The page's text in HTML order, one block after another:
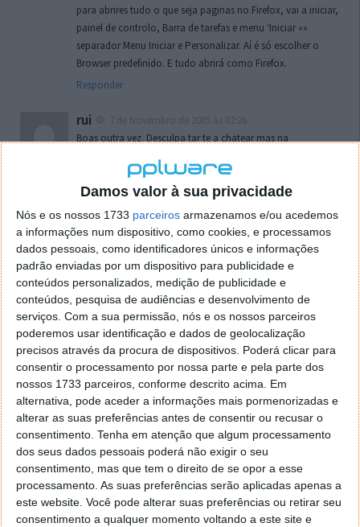
Damos valor à sua privacidade
Nós e os nossos 1733 parceiros armazenamos e/ou acedemos
a informações num dispositivo, como cookies, e processamos
dados pessoais, como identificadores únicos e informações
padrão enviadas por um dispositivo para publicidade e
conteúdos personalizados, medição de publicidade e
conteúdos, pesquisa de audiências e desenvolvimento de
serviços. Com a sua permissão, nós e os nossos parceiros
poderemos usar identificação e dados de geolocalização
precisos através da procura de dispositivos. Poderá clicar para
consentir o processamento por nossa parte e pela parte dos
nossos 1733 parceiros, conforme descrito acima. Em
alternativa, pode aceder a informações mais pormenorizadas e
alterar as suas preferências antes de consentir ou recusar o
consentimento. Tenha em atenção que algum processamento
dos seus dados pessoais poderá não exigir o seu
consentimento, mas que tem o direito de se opor a esse
processamento. As suas preferências serão aplicadas apenas a
este website. Você pode alterar suas preferências ou retirar seu
consentimento a qualquer momento voltando a este site e
para abrires tudo o que seja paginas no Firefox, vai a iniciar,
painel de controlo, Barra de tarefas e menu ‘Iniciar »»
separador Menu Iniciar e Personalizar. Aí é só escolher o
Browser predefinido. E tudo abrirá como Firefox.
Responder
rui
Boas outra vez. Desculpa tar te a chatear mas na
o firefox como browser predefenido
de control tudo e nada. Tou a comecar a desesperar, ate ja
tentei apagar o explorer na tentativa de forçar o uso do
firefox mas em vao. Kaso te lembres de outra dica fico
agradecido, caso contrario obrigado a mesma
Responder
Vítor M.
7 de Novembro de 2005 às 01:39
@Reporter
Desculpa mas o link funciona. Seja como for segue por mail
o MSn Messenger 8.
Responder
Vítor M.
7 de Novembro de 2005 às 11:21
@Rui
Tens de encontrar o que te falei. Faz da seguinte maneira,
janela iniciar e no topo dessa janela com o botão direito do
rato faz propriedades. Depois no separador Menu ‘Iniciar’
clica no botão ‘Personalizar’ aí encontrarás no separador
geral a opção para escolheres o Browser com que queres